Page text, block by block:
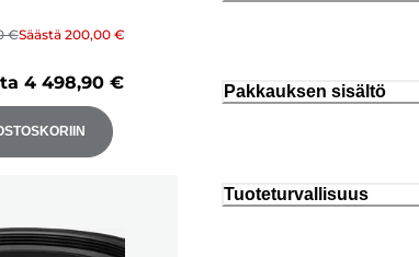
€Säästä 200,00 €
4 498,90 € Pakkauksen sisältö
Tuoteturvallisuus